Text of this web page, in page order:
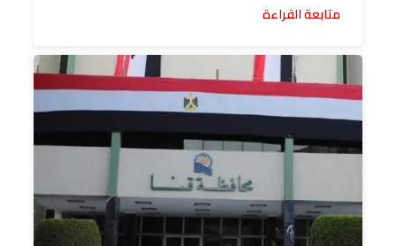
متابعة القراءة